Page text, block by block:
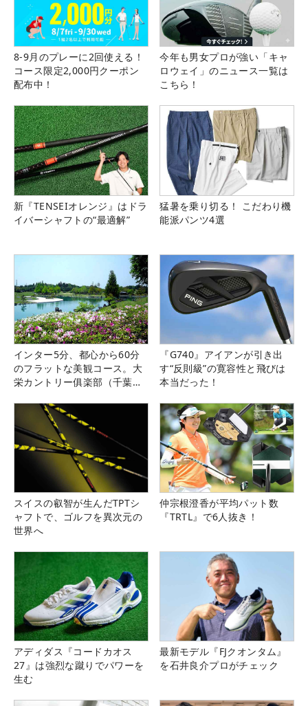
8-9月のプレーに2回使える！
コース限定2,000円クーポン
配布中！
今年も男女プロが強い「キャ
ロウェイ」のニュース一覧は
こちら！
新『TENSEIオレンジ』はドラ
イバーシャフトの“最適解”
猛暑を乗り切る！ こだわり機
能派パンツ4選
インター5分、都心から60分
のフラットな美観コース。大
栄カントリー俱楽部（千葉
『G740』アイアンが引き出
す“反則級”の寛容性と飛びは
本当だった！
スイスの叡智が生んだTPTシ
ャフトで、ゴルフを異次元の
世界へ
仲宗根澄香が平均パット数
『TRTL』で6人抜き！
アディダス『コードカオス
27』は強烈な蹴りでパワーを
生む
最新モデル『FJクオンタム』
を石井良介プロがチェック